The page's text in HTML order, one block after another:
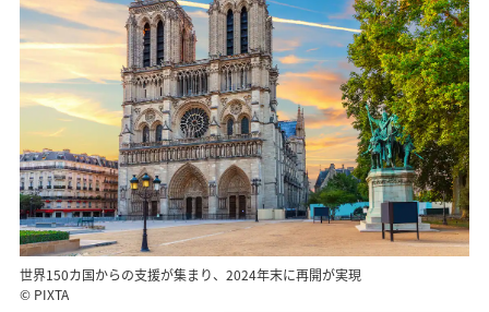
世界150カ国からの支援が集まり、2024年末に再開が実現
© PIXTA